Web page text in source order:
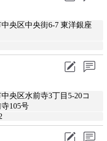
央区中央街6-7 東洋銀座
央区水前寺3丁目5‐20コ
105号